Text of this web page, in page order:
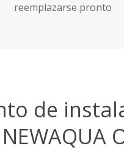
reemplazarse pronto
de